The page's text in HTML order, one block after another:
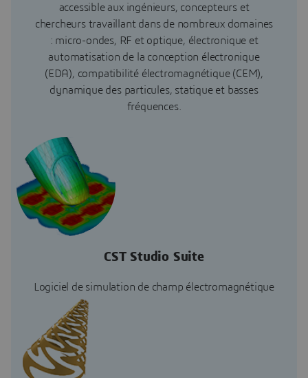
accessible aux ingénieurs, concepteurs et
chercheurs travaillant dans de nombreux domaines
: micro-ondes, RF et optique, électronique et
automatisation de la conception électronique
(EDA), compatibilité électromagnétique (CEM),
dynamique des particules, statique et basses
fréquences.
CST Studio Suite
Logiciel de simulation de champ électromagnétique